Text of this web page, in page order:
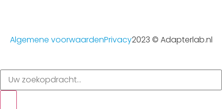
Algemene voorwaardenPrivacy2023 © Adapterlab.nl